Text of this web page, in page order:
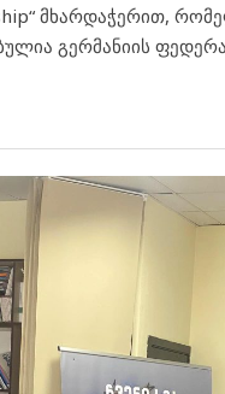
მხარდაჭერით,
გერმანიის